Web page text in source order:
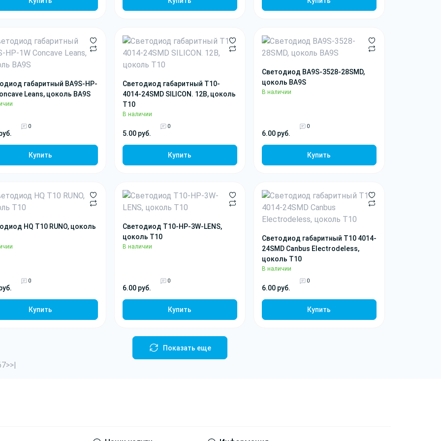
габаритный BA9S-HP-
Leans, цоколь BA9S
0
Купить
Светодиод габаритный T10-
4014-24SMD SILICON. 12В, цоколь
T10
В наличии
0
5.00 руб.
Купить
Светодиод BA9S-3528-28SMD,
цоколь BA9S
В наличии
0
6.00 руб.
Купить
HQ T10 RUNO, цоколь
0
Купить
Светодиод T10-HP-3W-LENS,
цоколь T10
В наличии
0
6.00 руб.
Купить
Светодиод габаритный T10 4014-
24SMD Canbus Electrodeless,
цоколь T10
В наличии
0
6.00 руб.
Купить
Показать еще
7>>|